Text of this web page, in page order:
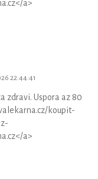
a>
22:44:41
zdravi. Uspora az 80
koupit-
a>